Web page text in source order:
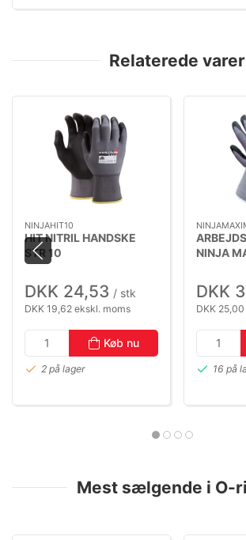
Relaterede varer
NINJAHIT10
HIT NITRIL HANDSKE
STR 10
DKK 24,53 / stk
DKK 19,62 ekskl. moms
Køb nu
2 på lager
NINJA
DKK
DKK
16 på
Mest sælgende i O-